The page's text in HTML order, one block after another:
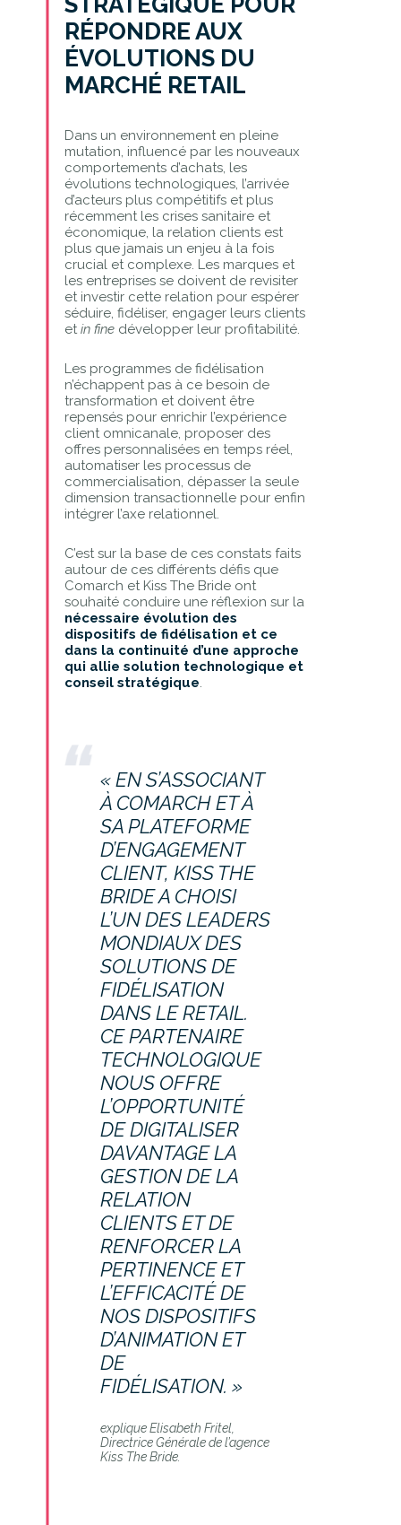
RÉPONDRE AUX
ÉVOLUTIONS DU
MARCHÉ RETAIL
Dans un environnement en pleine
mutation, influencé par les nouveaux
comportements d’achats, les
évolutions technologiques, l’arrivée
d’acteurs plus compétitifs et plus
récemment les crises sanitaire et
économique, la relation clients est
plus que jamais un enjeu à la fois
crucial et complexe. Les marques et
les entreprises se doivent de revisiter
et investir cette relation pour espérer
séduire, fidéliser, engager leurs clients
etin finedévelopper leur profitabilité.
Les programmes de fidélisation
n’échappent pas à ce besoin de
transformation et doivent être
repensés pour enrichir l’expérience
client omnicanale, proposer des
offres personnalisées en temps réel,
automatiser les processus de
commercialisation, dépasser la seule
dimension transactionnelle pour enfin
intégrer l’axe relationnel.
C’est sur la base de ces constats faits
autour de ces différents défis que
Comarch et Kiss The Bride ont
souhaité conduire une réflexion sur la
nécessaire évolution des
dispositifs de fidélisation et ce
dans la continuité d’une approche
qui allie solution technologique et
conseil stratégique.
« EN S’ASSOCIANT
À COMARCH ET À
SA PLATEFORME
D’ENGAGEMENT
CLIENT, KISS THE
BRIDE A CHOISI
L’UN DES LEADERS
MONDIAUX DES
SOLUTIONS DE
FIDÉLISATION
DANS LE RETAIL.
CE PARTENAIRE
TECHNOLOGIQUE
NOUS OFFRE
L’OPPORTUNITÉ
DE DIGITALISER
DAVANTAGE LA
GESTION DE LA
RELATION
CLIENTS ET DE
RENFORCER LA
PERTINENCE ET
L’EFFICACITÉ DE
NOS DISPOSITIFS
D’ANIMATION ET
DE
FIDÉLISATION. »
explique Elisabeth Fritel,
Directrice Générale de l’agence
Kiss The Bride.